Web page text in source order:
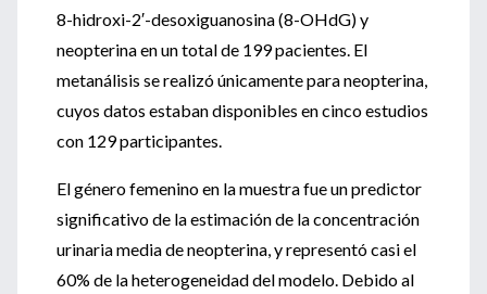
8-hidroxi-2′-desoxiguanosina (8-OHdG) y
neopterina en un total de 199 pacientes. El
metanálisis se realizó únicamente para neopterina,
cuyos datos estaban disponibles en cinco estudios
con 129 participantes.
El género femenino en la muestra fue un predictor
significativo de la estimación de la concentración
urinaria media de neopterina, y representó casi el
60% de la heterogeneidad del modelo. Debido al